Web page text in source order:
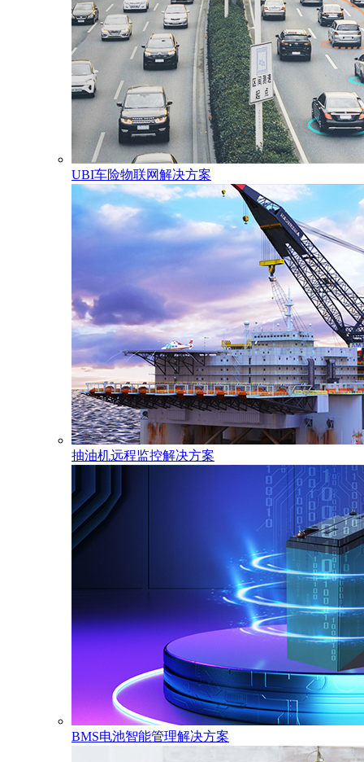
UBI车险物联网解决方案
抽油机远程监控解决方案
BMS电池智能管理解决方案